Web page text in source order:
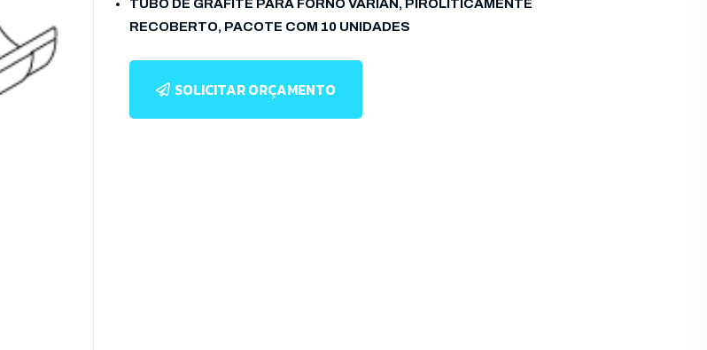
TUBO DE GRAFITE PARA FORNO VARIAN, PIROLITICAMENTE
RECOBERTO, PACOTE COM 10 UNIDADES
SOLICITAR ORÇAMENTO